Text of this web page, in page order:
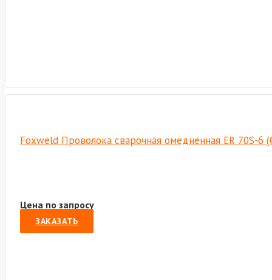
Foxweld Проволока сварочная омедненная ER 70S-
Цена по запросу
ЗАКАЗАТЬ